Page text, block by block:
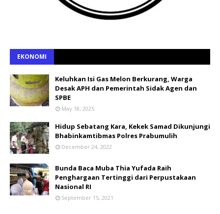
EKONOMI
Keluhkan Isi Gas Melon Berkurang, Warga
Desak APH dan Pemerintah Sidak Agen dan
SPBE
May 18, 2025
Hidup Sebatang Kara, Kekek Samad Dikunjungi
Bhabinkamtibmas Polres Prabumulih
December 24, 2022
Bunda Baca Muba Thia Yufada Raih
Penghargaan Tertinggi dari Perpustakaan
Nasional RI
September 15, 2021